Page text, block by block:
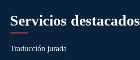
Servicios destacados
Traducción jurada